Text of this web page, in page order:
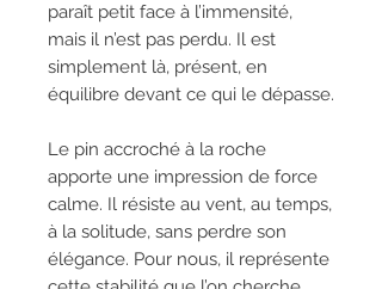
paraît petit face à l’immensité,
mais il n’est pas perdu. Il est
simplement là, présent, en
équilibre devant ce qui le dépasse.
Le pin accroché à la roche
apporte une impression de force
calme. Il résiste au vent, au temps,
à la solitude, sans perdre son
élégance. Pour nous, il représente